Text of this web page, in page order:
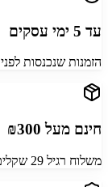
עד 5 ימי עסקים
הזמנות שנכנסות לפני 14:00 יוצאות באותו יום
חינם מעל ₪300
משלוח רגיל 29 שקלים בלבד